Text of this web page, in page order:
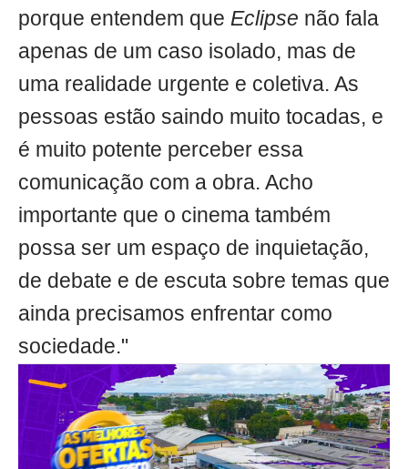
porque entendem que Eclipse não fala
apenas de um caso isolado, mas de
uma realidade urgente e coletiva. As
pessoas estão saindo muito tocadas, e
é muito potente perceber essa
comunicação com a obra. Acho
importante que o cinema também
possa ser um espaço de inquietação,
de debate e de escuta sobre temas que
ainda precisamos enfrentar como
sociedade."